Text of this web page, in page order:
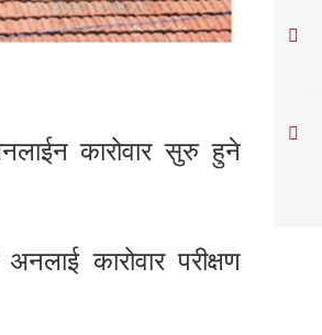
कारोवार सुरु हुने
कारोवार परीक्षण